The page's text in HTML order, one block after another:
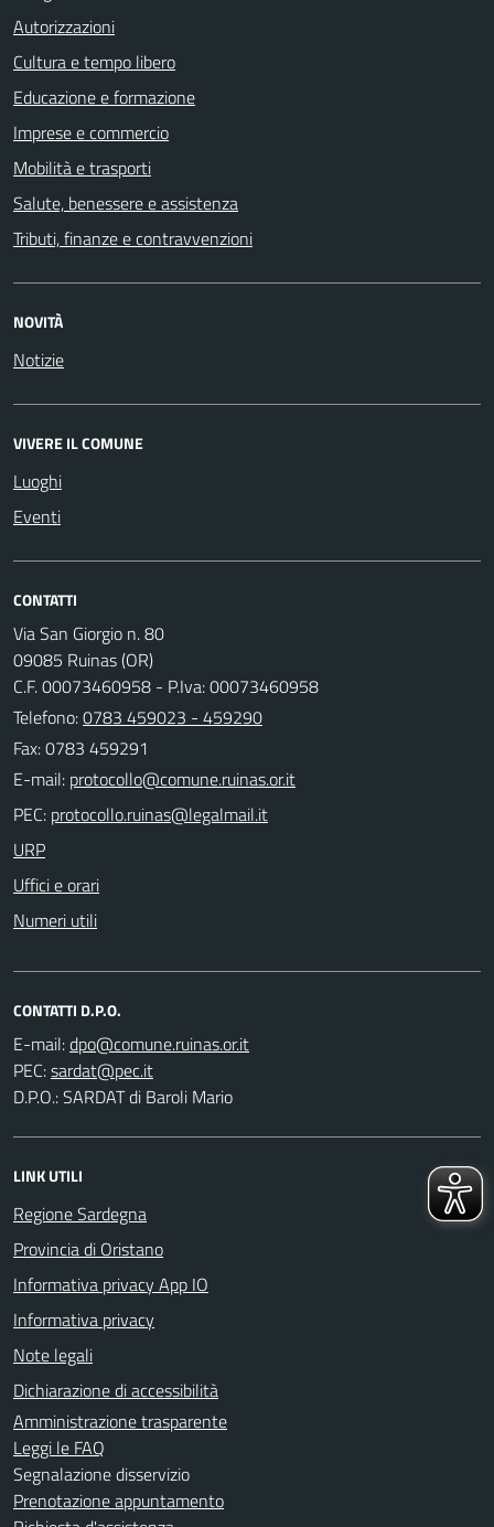
Autorizzazioni
Cultura e tempo libero
Educazione e formazione
Imprese e commercio
Mobilità e trasporti
Salute, benessere e assistenza
Tributi, finanze e contravvenzioni
NOVITÀ
Notizie
VIVERE IL COMUNE
Luoghi
Eventi
CONTATTI
Via San Giorgio n. 80
09085 Ruinas (OR)
C.F. 00073460958 - P.Iva: 00073460958
Telefono:0783 459023 - 459290
Fax: 0783 459291
E-mail:
PEC:
URP
Uffici e orari
Numeri utili
CONTATTI D.P.O.
E-mail:
PEC:
D.P.O.: SARDAT di Baroli Mario
LINK UTILI
Regione Sardegna
Provincia di Oristano
Informativa privacy App IO
Informativa privacy
Note legali
Dichiarazione di accessibilità
Amministrazione trasparente
Leggi le FAQ
Segnalazione disservizio
Prenotazione appuntamento